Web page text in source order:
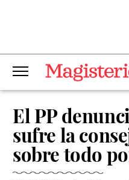
El PP
sufre la
sobre todo